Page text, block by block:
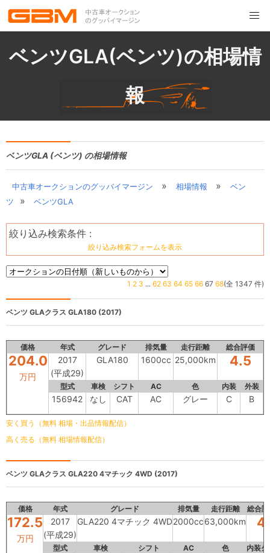
ベンツGLA(ベンツ)の相場情
報
ベンツGLA (ベンツ) の相場情報
中古車オークションのグッバイマージン » 相場情報 »
ベン
ツ
» ベンツGLA
絞り込み検索条件 :
絞り込み検索フォームを表示
1 2 3 ... 62 63 64 65 66 67 68(全 1347 件)
ベンツ GLAクラス GLA180 (2017)
価格 年式 グレード 排気量 走行距離 総合評価
204.0
万円
2017
(平成29)
GLA180 1600cc 25,000km 4.5
型式 車検 シフト AC 色 内装 外装
156942 なし CAT AC グレー C B
安く買う（無料 相場・出品情報配信）
高く売る（無料 相場情報配信）
ベンツ GLAクラス GLA220 4マチック 4WD (2017)
価格 年式 グレード 排気量 走行距離 総合評
172.5
万円
2017
(平成29)
GLA220 4マチック 4WD2000cc63,000km 4
型式 車検 シフト AC 色 内装